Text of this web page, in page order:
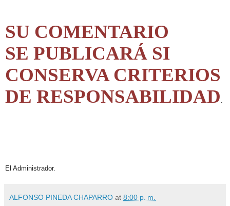
SU COMENTARIO
SE PUBLICARÁ SI
CONSERVA CRITERIOS
DE RESPONSABILIDAD
El Administrador.
ALFONSO PINEDA CHAPARRO at 8:00 p. m.